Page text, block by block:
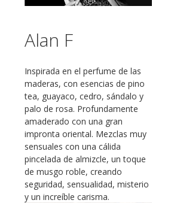
Alan F
Inspirada en el perfume de las
maderas, con esencias de pino
tea, guayaco, cedro, sándalo y
palo de rosa. Profundamente
amaderado con una gran
impronta oriental. Mezclas muy
sensuales con una cálida
pincelada de almizcle, un toque
de musgo roble, creando
seguridad, sensualidad, misterio
y un increíble carisma.